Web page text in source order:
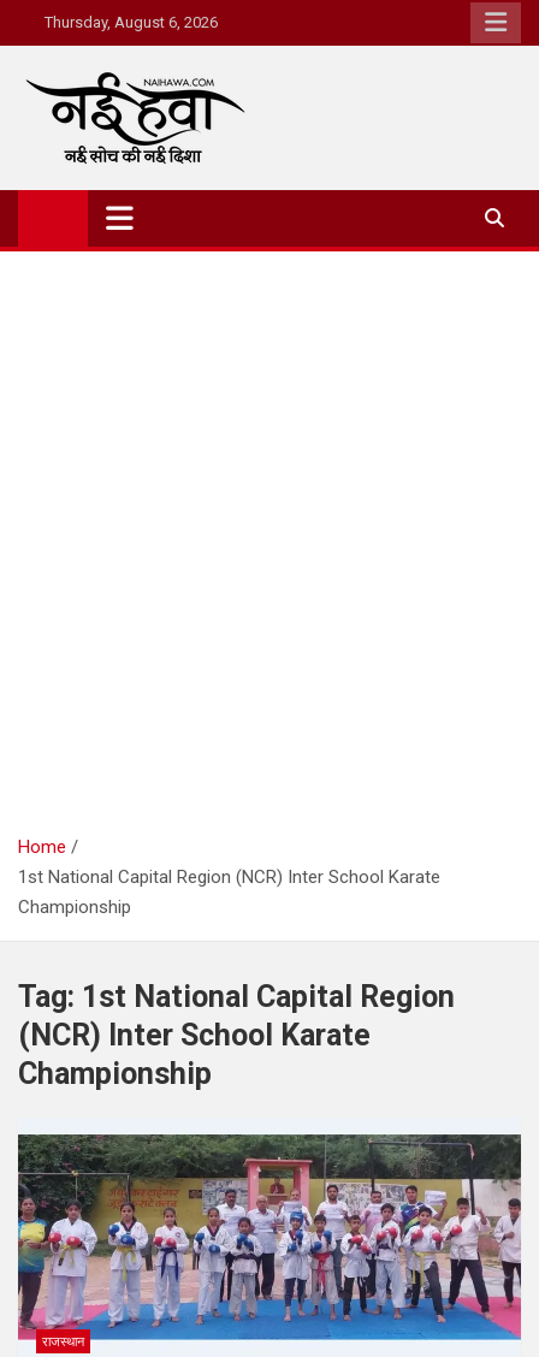
Thursday, August 6, 2026
Nai Hawa
Home
1st National Capital Region (NCR) Inter School Karate
Championship
Tag: 1st National Capital Region
(NCR) Inter School Karate
Championship
राजस्थान